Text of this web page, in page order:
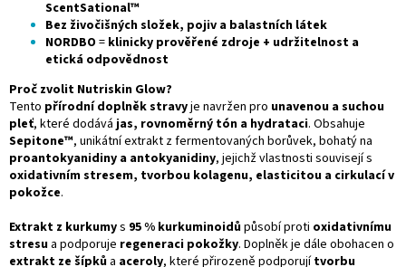
ScentSational™
Bez živočišných složek, pojiv a balastních látek
NORDBO = klinicky prověřené zdroje + udržitelnost a
etická odpovědnost
Proč zvolit Nutriskin Glow?
Tento přírodní doplněk stravyje navržen pro unavenou a suchou
pleť, které dodává jas, rovnoměrný tón a hydrataci. Obsahuje
Sepitone™, unikátní extrakt z fermentovaných borůvek, bohatý na
proantokyanidiny a antokyanidiny, jejichž vlastnosti souvisejí s
oxidativním stresem, tvorbou kolagenu, elasticitou a cirkulací v
pokožce.
Extrakt z kurkumys 95 % kurkuminoidůpůsobí proti oxidativnímu
stresu a podporuje regeneraci pokožky. Doplněk je dále obohacen o
extrakt ze šípků a aceroly, které přirozeně podporujítvorbu